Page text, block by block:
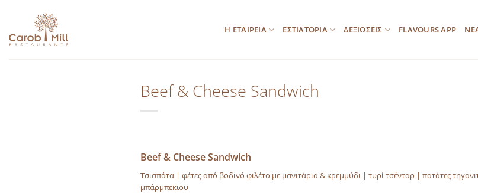
περιεχόμενο
Η ΕΤΑΙΡΕΙΑ ΕΣΤΙΑΤΟΡΙΑ ΔΕΞΙΩΣΕΙΣ FLAVOURS APP
Beef & Cheese Sandwich
Beef & Cheese Sandwich
Τσιαπάτα | φέτες από βοδινό φιλέτο με μανιτάρια & κρεμμύδι | τυρί τσένταρ | πατάτες
μπάρμπεκιου